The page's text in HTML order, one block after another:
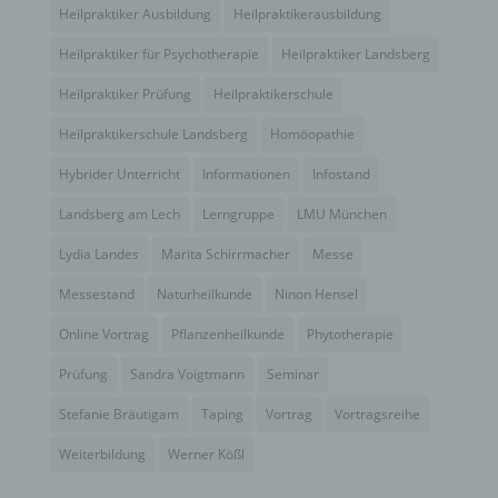
Heilpraktiker Ausbildung Heilpraktikerausbildung
Heilpraktiker für Psychotherapie Heilpraktiker Landsberg
Heilpraktiker Prüfung Heilpraktikerschule
Heilpraktikerschule Landsberg Homöopathie
Hybrider Unterricht Informationen Infostand
Landsberg am Lech Lerngruppe LMU München
Lydia Landes Marita Schirrmacher Messe
Messestand Naturheilkunde Ninon Hensel
Online Vortrag Pflanzenheilkunde Phytotherapie
Prüfung Sandra Voigtmann Seminar
Stefanie Bräutigam Taping Vortrag Vortragsreihe
Weiterbildung Werner Kößl
Profiling ist jede Art der automatisierten
Verarbeitung personenbezogener Daten, die darin
verwendet werden, um bestimmte persönliche
beziehen, zu bewerten, insbesondere, um Aspekte
Gesundheit, persönlicher Vorlieben, Interessen,
Zuverlässigkeit, Verhalten, Aufenthaltsort oder
Ortswechsel dieser natürlichen Person zu
analysieren oder vorherzusagen.
Pseudonymisierung ist die Verarbeitung
personenbezogener Daten in einer Weise, auf
welche die personenbezogenen Daten ohne
mehr einer spezifischen betroffenen Person
zusätzlichen Informationen gesondert aufbewahrt